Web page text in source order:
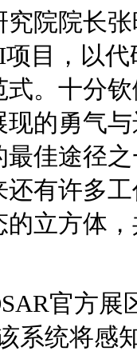
院院长
项目，以
。十分
的勇气
佳途径
有许多
立方体
官方展
系统将感